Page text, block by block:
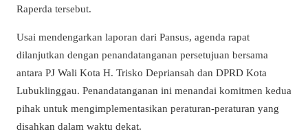
Raperda tersebut.
Usai mendengarkan laporan dari Pansus, agenda rapat
dilanjutkan dengan penandatanganan persetujuan bersama
antara PJ Wali Kota H. Trisko Depriansah dan DPRD Kota
Lubuklinggau. Penandatanganan ini menandai komitmen kedua
pihak untuk mengimplementasikan peraturan-peraturan yang
disahkan dalam waktu dekat.